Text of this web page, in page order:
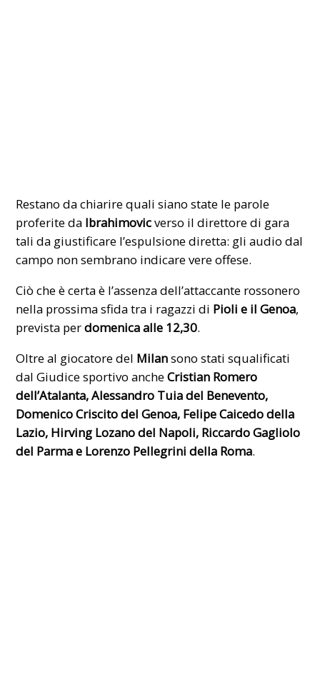
Restano da chiarire quali siano state le parole
proferite da Ibrahimovicverso il direttore di gara
tali da giustificare l’espulsione diretta: gli audio dal
campo non sembrano indicare vere offese.
Ciò che è certa è l’assenza dell’attaccante rossonero
nella prossima sfida tra i ragazzi di Pioli e il Genoa,
prevista perdomenica alle 12,30.
Oltre al giocatore del Milansono stati squalificati
dal Giudice sportivo ancheCristian Romero
dell’Atalanta, Alessandro Tuia del Benevento,
Domenico Criscito del Genoa, Felipe Caicedo della
Lazio, Hirving Lozano del Napoli, Riccardo Gagliolo
del Parma e Lorenzo Pellegrini della Roma.